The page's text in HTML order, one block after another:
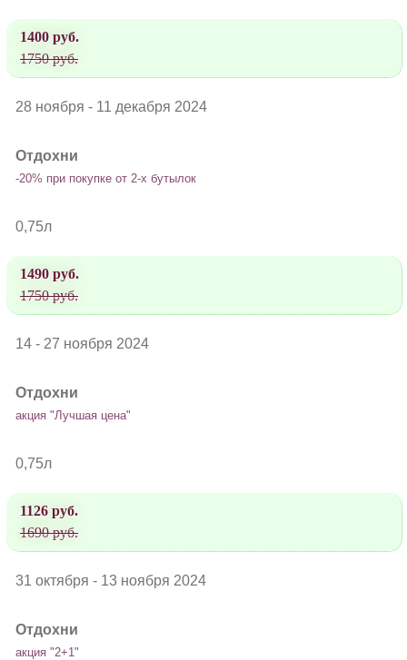
1400 руб.
1750 руб.
28 ноября - 11 декабря 2024
Отдохни
-20% при покупке от 2-х бутылок
0,75л
1490 руб.
1750 руб.
14 - 27 ноября 2024
Отдохни
акция "Лучшая цена"
0,75л
1126 руб.
1690 руб.
31 октября - 13 ноября 2024
Отдохни
акция "2+1"